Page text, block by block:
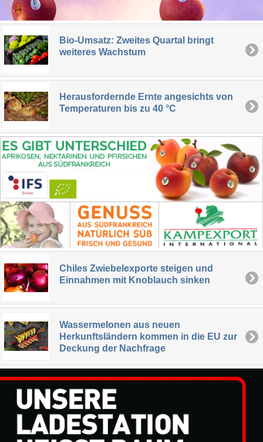
Bio-Umsatz: Zweites Quartal bringt
weiteres Wachstum
Herausfordernde Ernte angesichts von
Temperaturen bis zu 40 °C
Chiles Zwiebelexporte steigen und
Einnahmen mit Knoblauch sinken
Wassermelonen aus neuen
Herkunftsländern kommen in die EU zur
Deckung der Nachfrage